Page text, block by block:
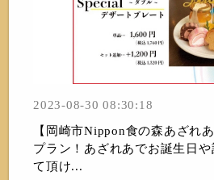
2023-08-30 08:30:18
【岡崎市Nippon食の森あざれ
プラン！あざれあでお誕生日
て頂け...